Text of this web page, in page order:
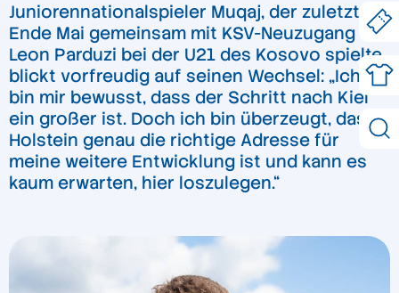
Juniorennationalspieler Muqaj, der zuletzt
Ende Mai gemeinsam mit KSV-Neuzugang
Leon Parduzi bei der U21 des Kosovo spielte,
blickt vorfreudig auf seinen Wechsel: „Ich
bin mir bewusst, dass der Schritt nach Kiel
ein großer ist. Doch ich bin überzeugt, dass
Holstein genau die richtige Adresse für
meine weitere Entwicklung ist und kann es
kaum erwarten, hier loszulegen.“